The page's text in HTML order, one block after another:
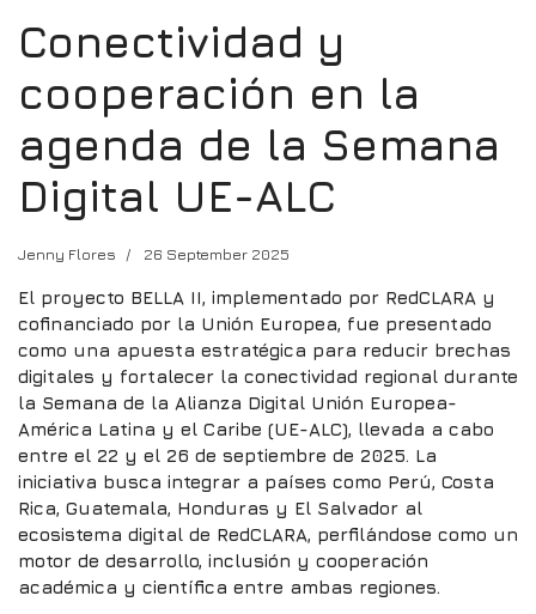
Conectividad y
cooperación en la
agenda de la Semana
Digital UE-ALC
Jenny Flores 26 September 2025
El proyecto BELLA II, implementado por RedCLARA y
cofinanciado por la Unión Europea, fue presentado
como una apuesta estratégica para reducir brechas
digitales y fortalecer la conectividad regional durante
la Semana de la Alianza Digital Unión Europea-
América Latina y el Caribe (UE-ALC), llevada a cabo
entre el 22 y el 26 de septiembre de 2025. La
iniciativa busca integrar a países como Perú, Costa
Rica, Guatemala, Honduras y El Salvador al
ecosistema digital de RedCLARA, perfilándose como un
motor de desarrollo, inclusión y cooperación
académica y científica entre ambas regiones.